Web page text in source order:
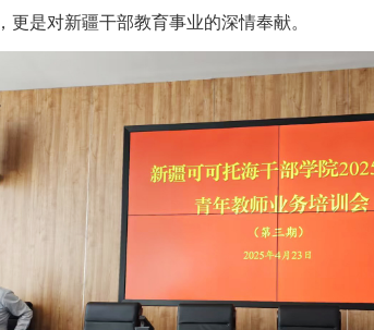
是对新疆干部教育事业的深情奉献。